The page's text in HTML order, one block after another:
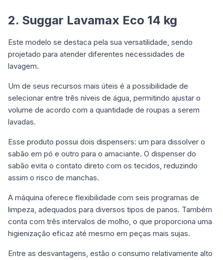
2. Suggar Lavamax Eco 14 kg
Este modelo se destaca pela sua versatilidade, sendo
projetado para atender diferentes necessidades de
lavagem.
Um de seus recursos mais úteis é a possibilidade de
selecionar entre três níveis de água, permitindo ajustar o
volume de acordo com a quantidade de roupas a serem
lavadas.
Esse produto possui dois dispensers: um para dissolver o
sabão em pó e outro para o amaciante. O dispenser do
sabão evita o contato direto com os tecidos, reduzindo
assim o risco de manchas.
A máquina oferece flexibilidade com seis programas de
limpeza, adequados para diversos tipos de panos. Também
conta com três intervalos de molho, o que proporciona uma
higienização eficaz até mesmo em peças mais sujas.
Entre as desvantagens, estão o consumo relativamente alto